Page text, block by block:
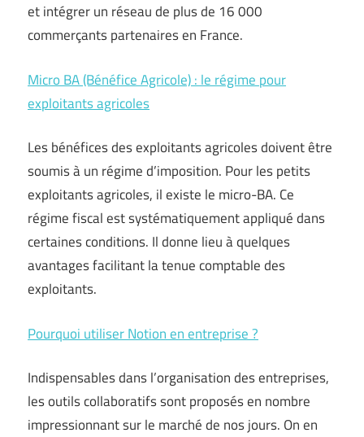
et intégrer un réseau de plus de 16 000
commerçants partenaires en France.
Micro BA (Bénéfice Agricole) : le régime pour
exploitants agricoles
Les bénéfices des exploitants agricoles doivent être
soumis à un régime d’imposition. Pour les petits
exploitants agricoles, il existe le micro-BA. Ce
régime fiscal est systématiquement appliqué dans
certaines conditions. Il donne lieu à quelques
avantages facilitant la tenue comptable des
exploitants.
Pourquoi utiliser Notion en entreprise ?
Indispensables dans l’organisation des entreprises,
les outils collaboratifs sont proposés en nombre
impressionnant sur le marché de nos jours. On en